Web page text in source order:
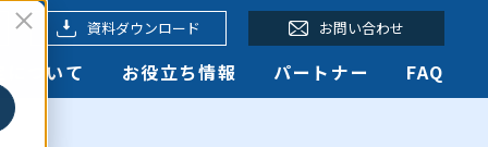
資料ダウンロード
について お役立ち情報 パートナー FAQ
お問い合わせ